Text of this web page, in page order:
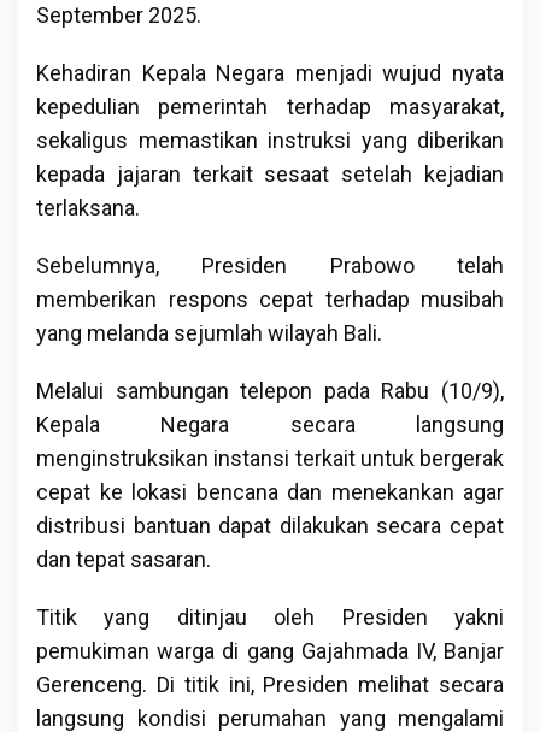
September 2025.
Kehadiran Kepala Negara menjadi wujud nyata
kepedulian pemerintah terhadap masyarakat,
sekaligus memastikan instruksi yang diberikan
kepada jajaran terkait sesaat setelah kejadian
terlaksana.
Sebelumnya, Presiden Prabowo telah
memberikan respons cepat terhadap musibah
yang melanda sejumlah wilayah Bali.
Melalui sambungan telepon pada Rabu (10/9),
Kepala Negara secara langsung
menginstruksikan instansi terkait untuk bergerak
cepat ke lokasi bencana dan menekankan agar
distribusi bantuan dapat dilakukan secara cepat
dan tepat sasaran.
Titik yang ditinjau oleh Presiden yakni
pemukiman warga di gang Gajahmada IV, Banjar
Gerenceng. Di titik ini, Presiden melihat secara
langsung kondisi perumahan yang mengalami